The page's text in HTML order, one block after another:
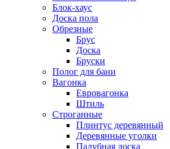
Блок-хаус
Доска пола
Обрезные
Брус
Доска
Бруски
Полог для бани
Вагонка
Евровагонка
Штиль
Строганные
Плинтус деревянный
Деревянные уголки
Палубная доска